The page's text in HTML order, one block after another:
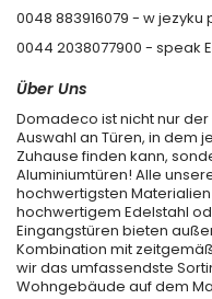
0048 883916079 - w jezyku
0044 2038077900 - speak
Über Uns
Domadeco ist nicht nur
Auswahl an Türen, in dem
Zuhause finden kann,
Aluminiumtüren! Alle
hochwertigsten
hochwertigem Edelstahl
Eingangstüren bieten
Kombination mit
wir das umfassendste
Wohngebäude auf dem